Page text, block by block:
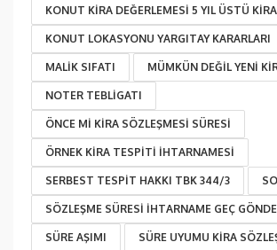
KONUT KIRA DEĞERLEMESI 5 YIL ÜSTÜ
KONUT LOKASYONU YARGITAY KARARLARI
MALIK SIFATI MÜMKÜN DEĞIL YENI
NOTER TEBLIGATI
ÖNCE MI KIRA SÖZLEŞMESI SÜRESI
ÖRNEK KİRA TESPİTİ İHTARNAMESİ
SERBEST TESPIT HAKKI TBK 344/3
SÖZLEŞME SÜRESI IHTARNAME GEÇ
SÜRE AŞIMI SÜRE UYUMU KIRA